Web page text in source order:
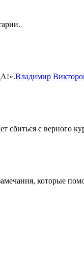
Владимир
сбиться с верного
которые